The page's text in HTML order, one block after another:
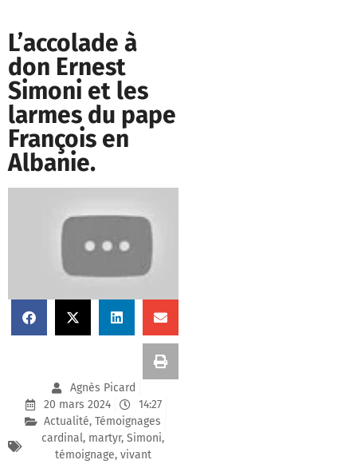
L’accolade à
don Ernest
Simoni et les
larmes du pape
François en
Albanie.
Agnès Picard
20 mars 2024
14:27
Actualité, Témoignages
cardinal, martyr, Simoni,
témoignage, vivant